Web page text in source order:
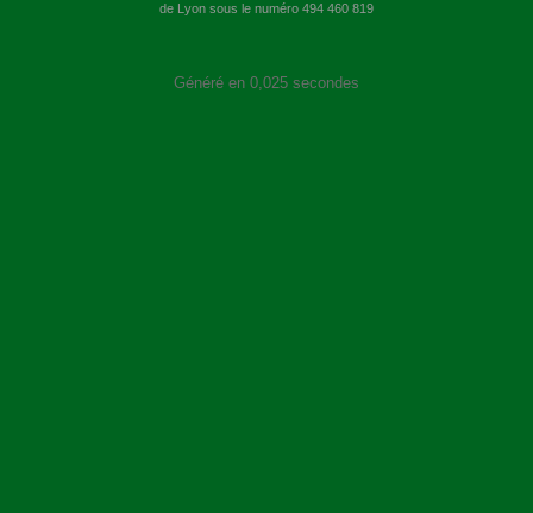
de Lyon sous le numéro 494 460 819
Généré en 0,025 secondes